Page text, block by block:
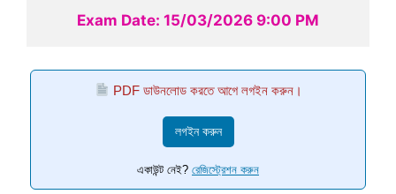
Exam Date: 15/03/2026 9:00 PM
PDF ডাউনলোড করতে আগে লগইন করুন।
লগইন করুন
একাউন্ট নেই? রেজিস্ট্রেশন করুন